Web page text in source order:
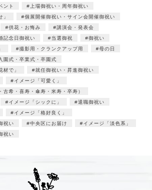
ント
上場御祝い・周年御祝い
」
個展開催御祝い・サイン会開催御祝い
供花・お悔み
講演会・発表会
記念日御祝い
当選御祝
御祝い
撮影用・クランクアップ用
母の日
園式・卒業式・卒園式
材で」
就任御祝い・昇進御祝い
イメージ「可愛く」
古希・喜寿・傘寿・米寿・卒寿）
イメージ「シックに」
退職御祝い
イメージ「格好良く」
祝い
中央区にお届け
イメージ「淡色系」
祝い